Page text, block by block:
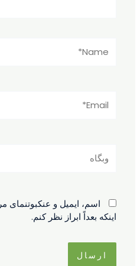
اسم، ایمیل و عنکبوتنمای
اینکه بعداً ابراز نظر کنم.